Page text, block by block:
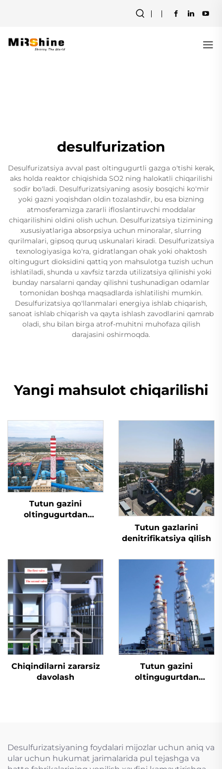
desulfurization
Desulfurizatsiya avval past oltingugurtli gazga o'tishi kerak,
aks holda reaktor chiqishida SO2 ning halokatli chiqarilishi
sodir bo'ladi. Desulfurizatsiyaning asosiy bosqichi ko'mir
yoki gazni yoqishdan oldin tozalashdir, bu esa bizning
atmosferamizga zararli ifloslantiruvchi moddalar
chiqarilishini oldini olish uchun. Desulfurizatsiya tizimining
xususiyatlariga absorpsiya uchun minoralar, slurring
qurilmalari, gipsoq quruq uskunalari kiradi. Desulfurizatsiya
texnologiyasiga ko'ra, gidratlangan ohak yoki ohaktosh
oltingugurt dioksidini qattiq yon mahsulotga tuzish uchun
ishlatiladi, shunda u xavfsiz tarzda utilizatsiya qilinishi yoki
bunday narsalarni qanday qilishni tushunadigan odamlar
tomonidan boshqa maqsadlarda ishlatilishi mumkin.
Desulfurizatsiya qo'llanmalari energiya ishlab chiqarish,
sanoat ishlab chiqarish va qayta ishlash zavodlarini qamrab
oladi, shu bilan birga atrof-muhitni muhofaza qilish
darajasini oshirmoqda.
Yangi mahsulot chiqarilishi
Tutun gazini
oltingugurtdan
Tutun gazlarini
denitrifikatsiya qilish
Chiqindilarni zararsiz
davolash
Tutun gazini
oltingugurtdan
Desulfurizatsiyaning foydalari mijozlar uchun aniq va
ular uchun hukumat jarimalarida pul tejashga va